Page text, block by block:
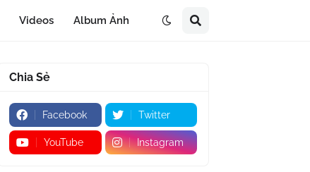
Videos Album Ảnh
Chia Sẻ
Facebook Twitter
YouTube Instagram